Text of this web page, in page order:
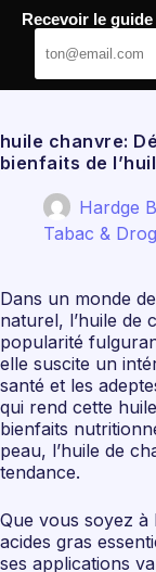
Passer
contenu
huile chanvre:
bienfaits de
Hardge
Tabac &
Dans un monde
naturel, l’huile de
popularité
elle suscite un
santé et les
qui rend cette
bienfaits
peau, l’huile de
tendance.
Que vous soyez à
acides gras
ses applications
Recevoir le